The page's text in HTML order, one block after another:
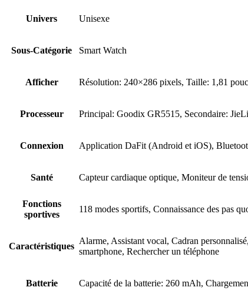
Univers Unisexe
Sous-Catégorie Smart Watch
Afficher Résolution: 240×286 pixels, Taille: 1,81
Processeur Principal: Goodix GR5515, Secondaire:
Connexion Application DaFit (Android et iOS),
Santé Capteur cardiaque optique, Moniteur de
Fonctions
sportives
118 modes sportifs, Connaissance des pas
Caractéristiques
Alarme, Assistant vocal, Cadran
smartphone, Rechercher un téléphone
Batterie Capacité de la batterie: 260 mAh,